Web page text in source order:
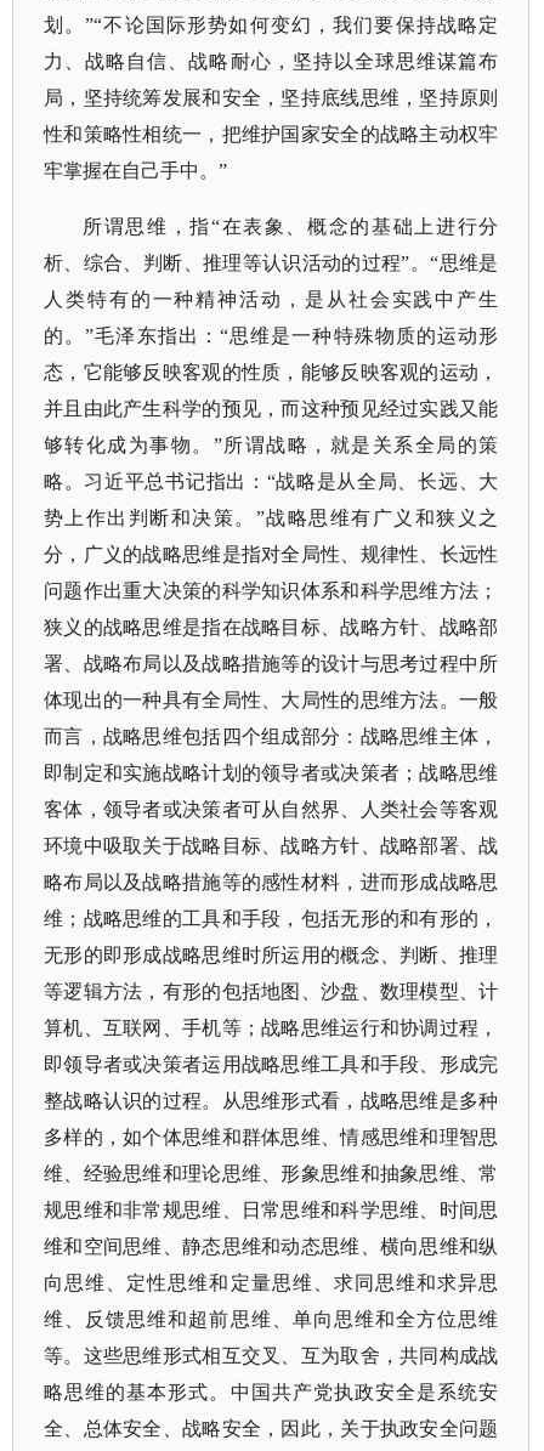
划。”“不论国际形势如何变幻，我们要保持战略定
力、战略自信、战略耐心，坚持以全球思维谋篇布
局，坚持统筹发展和安全，坚持底线思维，坚持原则
性和策略性相统一，把维护国家安全的战略主动权牢
牢掌握在自己手中。”
所谓思维，指“在表象、概念的基础上进行分
析、综合、判断、推理等认识活动的过程”。“思维是
人类特有的一种精神活动，是从社会实践中产生
的。”毛泽东指出：“思维是一种特殊物质的运动形
态，它能够反映客观的性质，能够反映客观的运动，
并且由此产生科学的预见，而这种预见经过实践又能
够转化成为事物。”所谓战略，就是关系全局的策
略。习近平总书记指出：“战略是从全局、长远、大
势上作出判断和决策。”战略思维有广义和狭义之
分，广义的战略思维是指对全局性、规律性、长远性
问题作出重大决策的科学知识体系和科学思维方法；
狭义的战略思维是指在战略目标、战略方针、战略部
署、战略布局以及战略措施等的设计与思考过程中所
体现出的一种具有全局性、大局性的思维方法。一般
而言，战略思维包括四个组成部分：战略思维主体，
即制定和实施战略计划的领导者或决策者；战略思维
客体，领导者或决策者可从自然界、人类社会等客观
环境中吸取关于战略目标、战略方针、战略部署、战
略布局以及战略措施等的感性材料，进而形成战略思
维；战略思维的工具和手段，包括无形的和有形的，
无形的即形成战略思维时所运用的概念、判断、推理
等逻辑方法，有形的包括地图、沙盘、数理模型、计
算机、互联网、手机等；战略思维运行和协调过程，
即领导者或决策者运用战略思维工具和手段、形成完
整战略认识的过程。从思维形式看，战略思维是多种
多样的，如个体思维和群体思维、情感思维和理智思
维、经验思维和理论思维、形象思维和抽象思维、常
规思维和非常规思维、日常思维和科学思维、时间思
维和空间思维、静态思维和动态思维、横向思维和纵
向思维、定性思维和定量思维、求同思维和求异思
维、反馈思维和超前思维、单向思维和全方位思维
等。这些思维形式相互交叉、互为取舍，共同构成战
略思维的基本形式。中国共产党执政安全是系统安
全、总体安全、战略安全，因此，关于执政安全问题